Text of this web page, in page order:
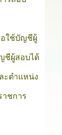
อใช้บัญชีผู้
ชีผู้สอบได้
ะตำแหน่ง
าชการ